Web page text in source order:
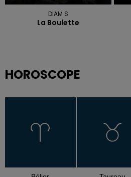
DIAM S
La Boulette
HOROSCOPE